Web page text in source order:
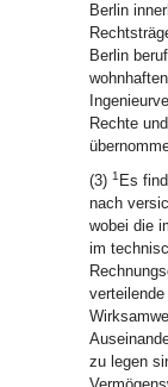
Berlin
Berlin
Rechte
(3) 1 Es
nach
wobei die
im
zu legen